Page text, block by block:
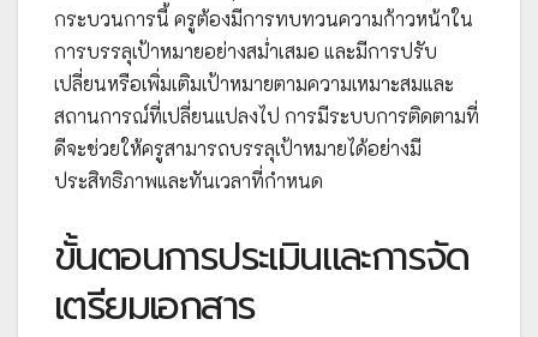
กระบวนการนี้ ครูต้องมีการทบทวนความก้าวหน้าใน
การบรรลุเป้าหมายอย่างสม่ำเสมอ และมีการปรับ
เปลี่ยนหรือเพิ่มเติมเป้าหมายตามความเหมาะสมและ
สถานการณ์ที่เปลี่ยนแปลงไป การมีระบบการติดตามที่
ดีจะช่วยให้ครูสามารถบรรลุเป้าหมายได้อย่างมี
ประสิทธิภาพและทันเวลาที่กำหนด
ขั้นตอนการประเมินและการจัด
เตรียมเอกสาร